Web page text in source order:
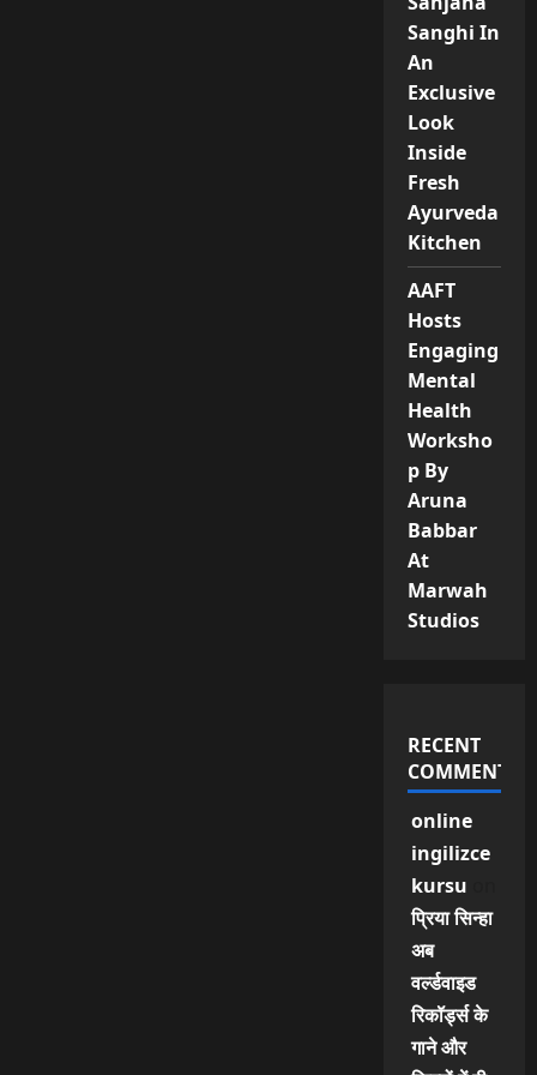
Sanghi In
An
Exclusive
Look
Inside
Fresh
Ayurveda
Kitchen
AAFT
Hosts
Engaging
Mental
Health
Worksho
p By
Aruna
Babbar
At
Marwah
Studios
RECENT
COMMENTS
online
ingilizce
kursu
प्रिया सिन्हा
अब
वर्ल्डवाइड
रिकॉर्ड्स के
गाने और